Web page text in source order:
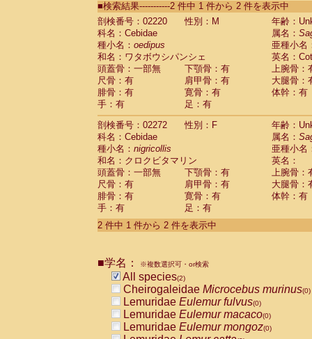
CebidaeSaguinus labiatus(0)
Cebidae Saguinus leucopus (0)
Cebidae
Cebidae
CebidaeSaguinus nigricollis (1)
Cebidae Saguinus oedipus
Cebidae Saguinus weddelli
Cebidae Saguinusspp.
Cebidae Aotus trivirgatus
Cebidae Cebus albifrons
Cebidae
CebidaeCebus capucinus
CebidaeCebus nigrivittatus
Cebidae Cebusspp.(0)
Cebidae Saimiri boliviensis
Cebidae Saimiri sciureus
Atelidae Alouatta caraya
AtelidaeAlouatta fusca
AtelidaeAlouatta seniculus
AtelidaeAteles belzebuth
AtelidaeAteles geoffroyi
AtelidaeAteles paniscus(0)
AtelidaeAtelesspp. (0)
AtelidaeLagothrix lagothricha
AtelidaeLagothrix lagothricha cana
PitheciidaeCacajao calvus
■検索結果-----------2 件中 1 件から 2 件を表示中
剖検番号：02220
性別：M
年齢：
科名：Cebidae
属名：
種小名： oedipus
亜種小名
和名：ワタボウシパンシェ
英名：
頭蓋骨：一部無
下顎骨：有
上腕骨：
尺骨：有
肩甲骨：有
大腿骨：
腓骨：有
寛骨：有
体幹：有
手：有
足：有
剖検番号：02272
性別：F
年齢：
科名：Cebidae
属名：
種小名： nigricollis
亜種小名
和名：クロクビタマリン
英名：
頭蓋骨：一部無
下顎骨：有
上腕骨：
尺骨：有
肩甲骨：有
大腿骨：
腓骨：有
寛骨：有
体幹：有
手：有
足：有
2 件中 1 件から 2 件を表示中
■学名： ※複数選択可・or検索
All species(2)
Cheirogaleidae Microcebus murinus(0)
Lemuridae Eulemur fulvus(0)
Lemuridae Eulemur macaco(0)
Lemuridae Eulemur mongoz(0)